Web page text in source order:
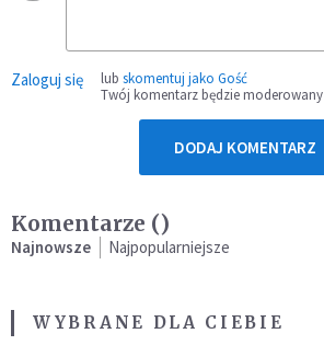
Zaloguj się lub skomentuj jako Gość
Twój komentarz będzie moderowany
DODAJ KOMENTARZ
Komentarze ()
Najnowsze Najpopularniejsze
WYBRANE DLA CIEBIE